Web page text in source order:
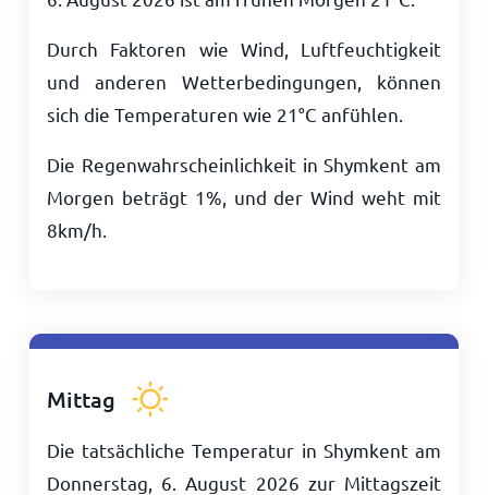
Durch Faktoren wie Wind, Luftfeuchtigkeit
und anderen Wetterbedingungen, können
sich die Temperaturen wie 21°C anfühlen.
Die Regenwahrscheinlichkeit in Shymkent am
Morgen beträgt 1%, und der Wind weht mit
8km/h
Mittag
Die tatsächliche Temperatur in Shymkent am
Donnerstag, 6. August 2026 zur Mittagszeit